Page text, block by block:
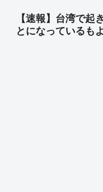
【速報】台湾で起
とになっている